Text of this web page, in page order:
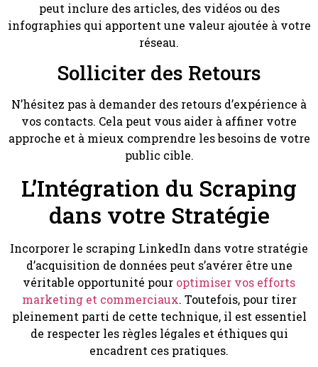
peut inclure des articles, des vidéos ou des
infographies qui apportent une valeur ajoutée à votre
réseau.
Solliciter des Retours
N’hésitez pas à demander des retours d’expérience à
vos contacts. Cela peut vous aider à affiner votre
approche et à mieux comprendre les besoins de votre
public cible.
L’Intégration du Scraping
dans votre Stratégie
Incorporer le scraping LinkedIn dans votre stratégie
d’acquisition de données peut s’avérer être une
véritable opportunité pour optimiser vos efforts
marketing et commerciaux. Toutefois, pour tirer
pleinement parti de cette technique, il est essentiel
de respecter les règles légales et éthiques qui
encadrent ces pratiques.